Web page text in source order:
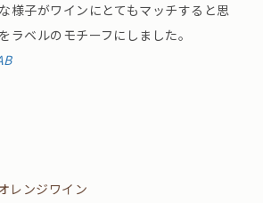
様子がワインにとてもマッチすると思
ラベルのモチーフにしました。
レンジワイン